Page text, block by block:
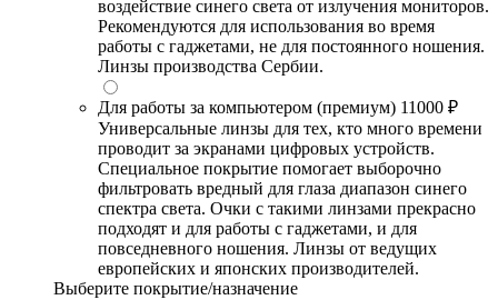
воздействие синего света от излучения мониторов.
Рекомендуются для использования во время
работы с гаджетами, не для постоянного ношения.
Линзы производства Сербии.
Для работы за компьютером (премиум) 11000 ₽
Универсальные линзы для тех, кто много времени
проводит за экранами цифровых устройств.
Специальное покрытие помогает выборочно
фильтровать вредный для глаза диапазон синего
спектра света. Очки с такими линзами прекрасно
подходят и для работы с гаджетами, и для
повседневного ношения. Линзы от ведущих
европейских и японских производителей.
Выберите покрытие/назначение